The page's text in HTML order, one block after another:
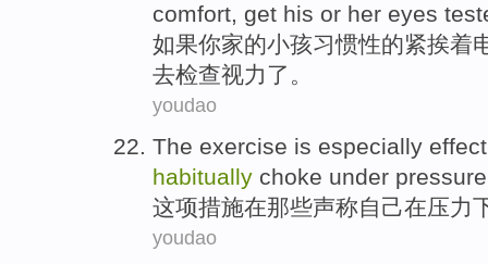
comfort, get his or her eyes
如果你家的小孩习惯性的紧挨着
去检查视力了。
youdao
The exercise is especially
habitually choke under pressure
这项措施在那些声称自己在压力
youdao